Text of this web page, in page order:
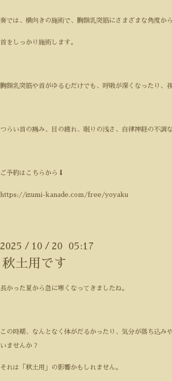
奏では、横向きの施術で、胸鎖乳突筋にさまざまな角度か
首をしっかり施術します。
胸鎖乳突筋や首がゆるむだけでも、呼吸が深くなったり、
つらい首の痛み、目の疲れ、眠りの浅さ、自律神経の不調
ご予約はこちらから⬇️
https://izumi-kanade.com/free/yoyaku
2025 / 10 / 20 05:17
秋土用です
長かった夏から急に寒くなってきましたね。
この時期、なんとなく体がだるかったり、気分が落ち込み
いませんか？
それは「秋土用」の影響かもしれません。